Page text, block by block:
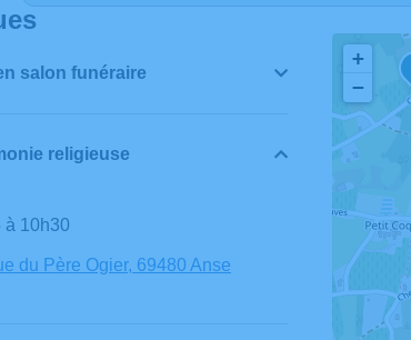
salon funéraire
religieuse
à 10h30
du Père Ogier, 69480 Anse
+
−